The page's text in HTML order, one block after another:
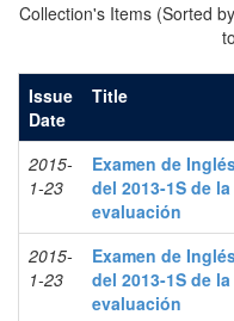
Collection's Items (Sorted
Issue
Date
Title
2015-
1-23
Examen de
del 2013-1S de la
evaluación
2015-
1-23
Examen de
del 2013-1S de la
evaluación